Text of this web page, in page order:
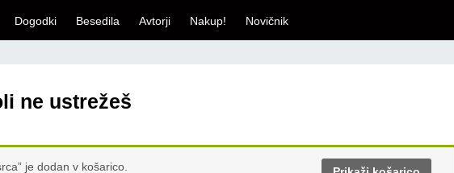
Dogodki Besedila Avtorji Nakup! Novičnik
ne ustrežeš
je dodan v košarico.